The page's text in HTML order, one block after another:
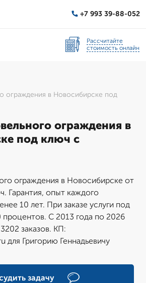
+7 993 39-88-052
Рассчитайте
стоимость онлайн
ограждения в Новосибирске под
ограждения в
под ключ с
ограждения в Новосибирске от
Гарантия, опыт каждого
10 лет. При заказе услуги под
процентов. С 2013 года по 2026
заказов. КП:
для Григорию Геннадьевичу
задачу